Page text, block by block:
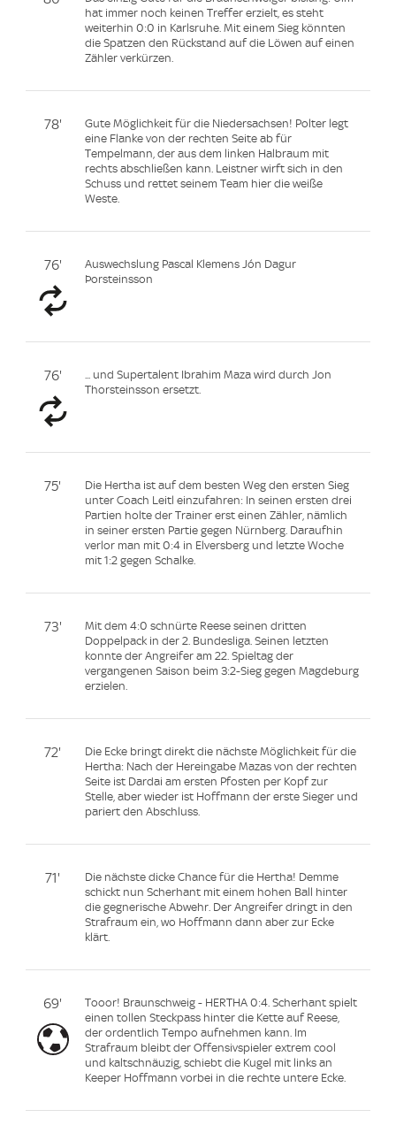
hat immer noch keinen Treffer erzielt, es steht
weiterhin 0:0 in Karlsruhe. Mit einem Sieg könnten
die Spatzen den Rückstand auf die Löwen auf einen
Zähler verkürzen.
78'
Gute Möglichkeit für die Niedersachsen! Polter legt
eine Flanke von der rechten Seite ab für
Tempelmann, der aus dem linken Halbraum mit
rechts abschließen kann. Leistner wirft sich in den
Schuss und rettet seinem Team hier die weiße
Weste.
76'
Auswechslung Pascal Klemens Jón Dagur
Þorsteinsson
76'
... und Supertalent Ibrahim Maza wird durch Jon
Thorsteinsson ersetzt.
75'
Die Hertha ist auf dem besten Weg den ersten Sieg
unter Coach Leitl einzufahren: In seinen ersten drei
Partien holte der Trainer erst einen Zähler, nämlich
in seiner ersten Partie gegen Nürnberg. Daraufhin
verlor man mit 0:4 in Elversberg und letzte Woche
mit 1:2 gegen Schalke.
73'
Mit dem 4:0 schnürte Reese seinen dritten
Doppelpack in der 2. Bundesliga. Seinen letzten
konnte der Angreifer am 22. Spieltag der
vergangenen Saison beim 3:2-Sieg gegen Magdeburg
erzielen.
72'
Die Ecke bringt direkt die nächste Möglichkeit für die
Hertha: Nach der Hereingabe Mazas von der rechten
Seite ist Dardai am ersten Pfosten per Kopf zur
Stelle, aber wieder ist Hoffmann der erste Sieger und
pariert den Abschluss.
71'
Die nächste dicke Chance für die Hertha! Demme
schickt nun Scherhant mit einem hohen Ball hinter
die gegnerische Abwehr. Der Angreifer dringt in den
Strafraum ein, wo Hoffmann dann aber zur Ecke
klärt.
69'
Tooor! Braunschweig - HERTHA 0:4. Scherhant spielt
einen tollen Steckpass hinter die Kette auf Reese,
der ordentlich Tempo aufnehmen kann. Im
Strafraum bleibt der Offensivspieler extrem cool
und kaltschnäuzig, schiebt die Kugel mit links an
Keeper Hoffmann vorbei in die rechte untere Ecke.